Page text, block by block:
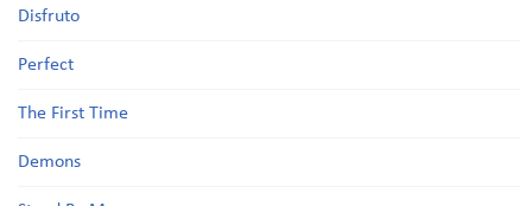
Disfruto
Perfect
The First Time
Demons